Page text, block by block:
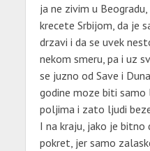
ja ne zivim u
krecete Srbijom, da je
drzavi i da se uvek
nekom smeru, pa i uz
se juzno od Save i
godine moze biti
poljima i zato ljudi
I na kraju, jako je bitno
pokret, jer samo